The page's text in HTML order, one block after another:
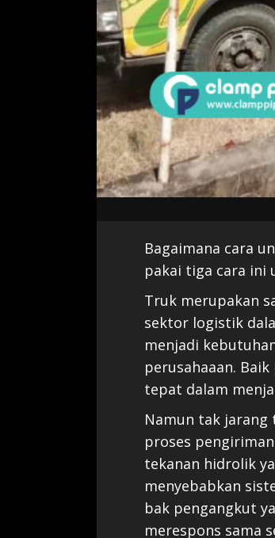
Bagaimana cara
pakai tiga cara ini
Truk merupakan
sektor logistik
menjadi
perusahaaan.
tepat dalam
Namun tak
proses
tekanan hidrolik
menyebabkan
bak pengangkut
merespons sama